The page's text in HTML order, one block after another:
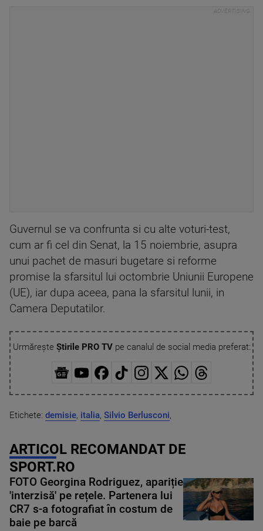
Guvernul se va confrunta si cu alte voturi-test,
cum ar fi cel din Senat, la 15 noiembrie, asupra
unui pachet de masuri bugetare si reforme
promise la sfarsitul lui octombrie Uniunii Europene
(UE), iar dupa aceea, pana la sfarsitul lunii, in
Camera Deputatilor.
Urmărește Știrile PRO TVpe canalul de social media preferat:
Etichete: demisie, italia, Silvio Berlusconi,
ARTICOL RECOMANDAT DE
SPORT.RO
FOTO Georgina Rodriguez, apariție
'interzisă' pe rețele. Partenera lui
CR7 s-a fotografiat în costum de
baie pe barcă